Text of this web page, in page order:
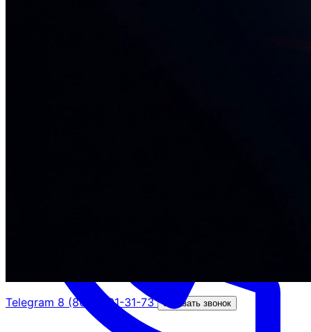
Telegram 8 (800) 201-31-73 Заказать звонок